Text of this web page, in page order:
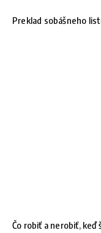
Preklad sobášneho
Čo robiť a nerobiť, keď